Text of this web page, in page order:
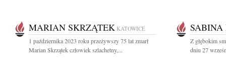
MARIAN SKRZĄTEK KATOWICE
1 października 2023 roku przeżywszy 75 lat zmarł
Marian Skrzątek człowiek szlachetny,...
Z głębokim
dniu 27